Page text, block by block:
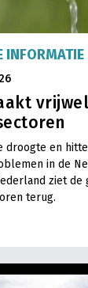
INFORMATIE
droogte en
in de
ziet
terug.